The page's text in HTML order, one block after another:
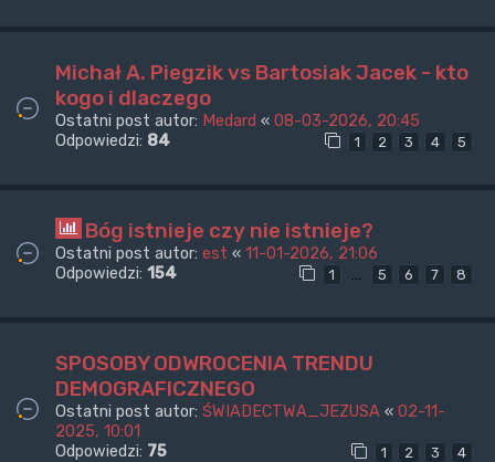
Michał A. Piegzik vs Bartosiak Jacek - kto
kogo i dlaczego
Ostatni post autor: Medard « 08-03-2026, 20:45
Odpowiedzi: 84 1 2 3 4 5
Bóg istnieje czy nie istnieje?
Ostatni post autor: est « 11-01-2026, 21:06
Odpowiedzi: 154 1 … 5 6 7 8
SPOSOBY ODWROCENIA TRENDU
DEMOGRAFICZNEGO
Ostatni post autor: ŚWIADECTWA_JEZUSA « 02-11-
2025, 10:01
Odpowiedzi: 75 1 2 3 4